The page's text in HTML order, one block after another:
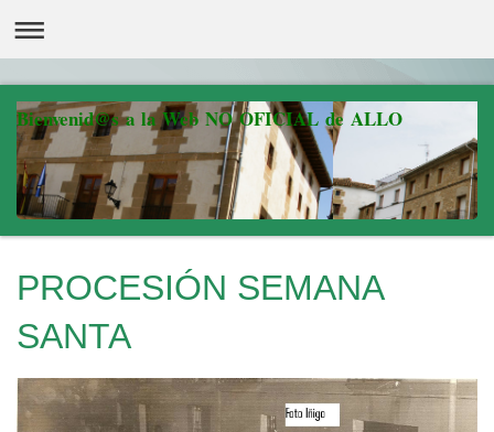
Bienvenid@s a la Web NO OFICIAL de ALLO
PROCESIÓN SEMANA
SANTA